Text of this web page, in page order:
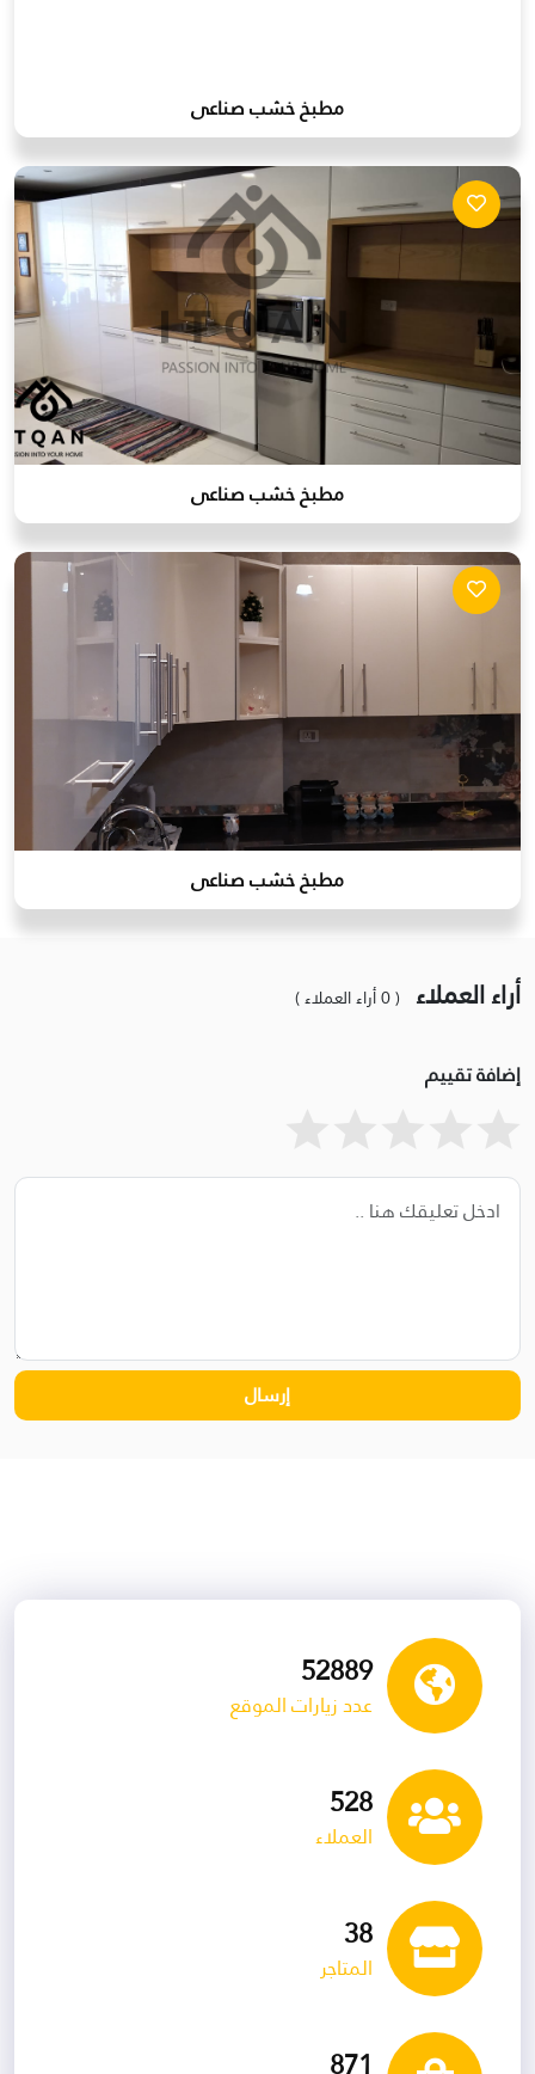
مطبخ خشب صناعى
مطبخ خشب صناعى
مطبخ خشب صناعى
أراء العملاء ( 0 أراء العملاء )
إضافة تقييم
79949
عدد زيارات الموقع
798
العملاء
58
المتاجر